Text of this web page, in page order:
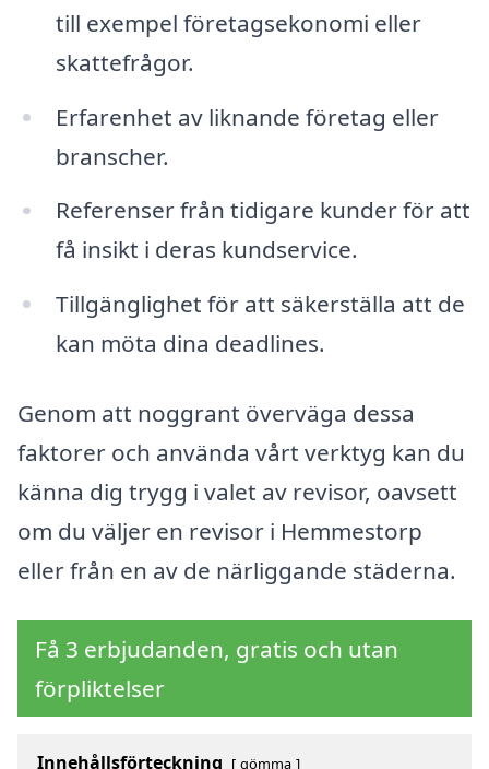
till exempel företagsekonomi eller
skattefrågor.
Erfarenhet av liknande företag eller
branscher.
Referenser från tidigare kunder för att
få insikt i deras kundservice.
Tillgänglighet för att säkerställa att de
kan möta dina deadlines.
Genom att noggrant överväga dessa
faktorer och använda vårt verktyg kan du
känna dig trygg i valet av revisor, oavsett
om du väljer en revisor i Hemmestorp
eller från en av de närliggande städerna.
Få 3 erbjudanden, gratis och utan
förpliktelser
Innehållsförteckning gömma